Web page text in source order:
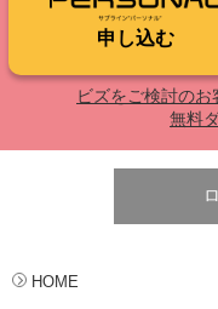
申し込む
ビズをご検討のお
無料
HOME